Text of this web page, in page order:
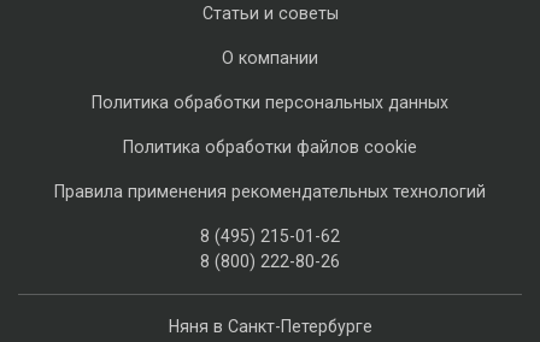
Няня в Санкт-Петербурге
Статьи и советы
О компании
Политика обработки персональных данных
Политика обработки файлов cookie
Правила применения рекомендательных технологий
8 (495) 215-01-62
8 (800) 222-80-26